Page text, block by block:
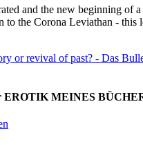
and the new beginning
to the Corona Leviathan -
or revival of past? - Das
EROTIK MEINES